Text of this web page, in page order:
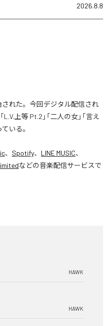
2026.8.8
された。今回デジタル配信され
L.V.上等 Pt.2」「二人の女」「言え
いる。
、 Spotify、 LINE MUSIC、
などの音楽配信サービスで
HAWK
HAWK